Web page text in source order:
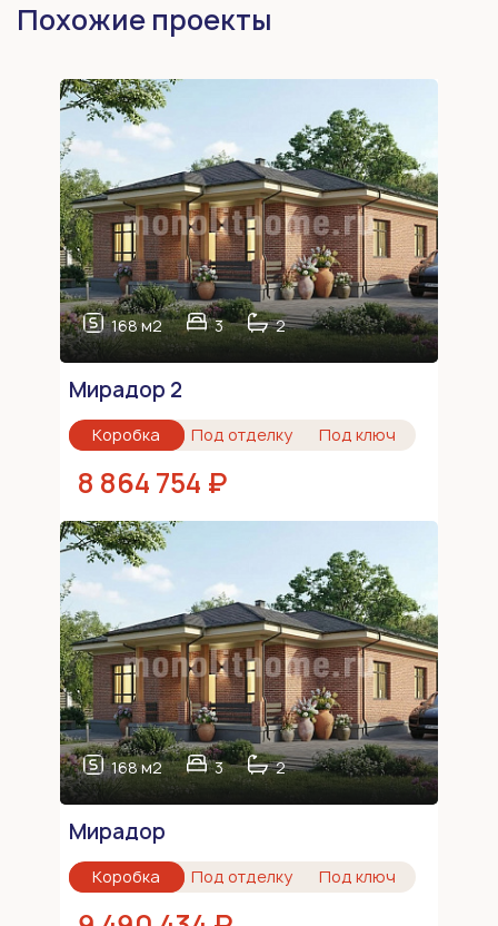
Похожие проекты
168 м2 3 2
Мирадор 2
Коробка Под отделку Под ключ
8 864 754 ₽
168 м2 3 2
Мирадор
Коробка Под отделку Под ключ